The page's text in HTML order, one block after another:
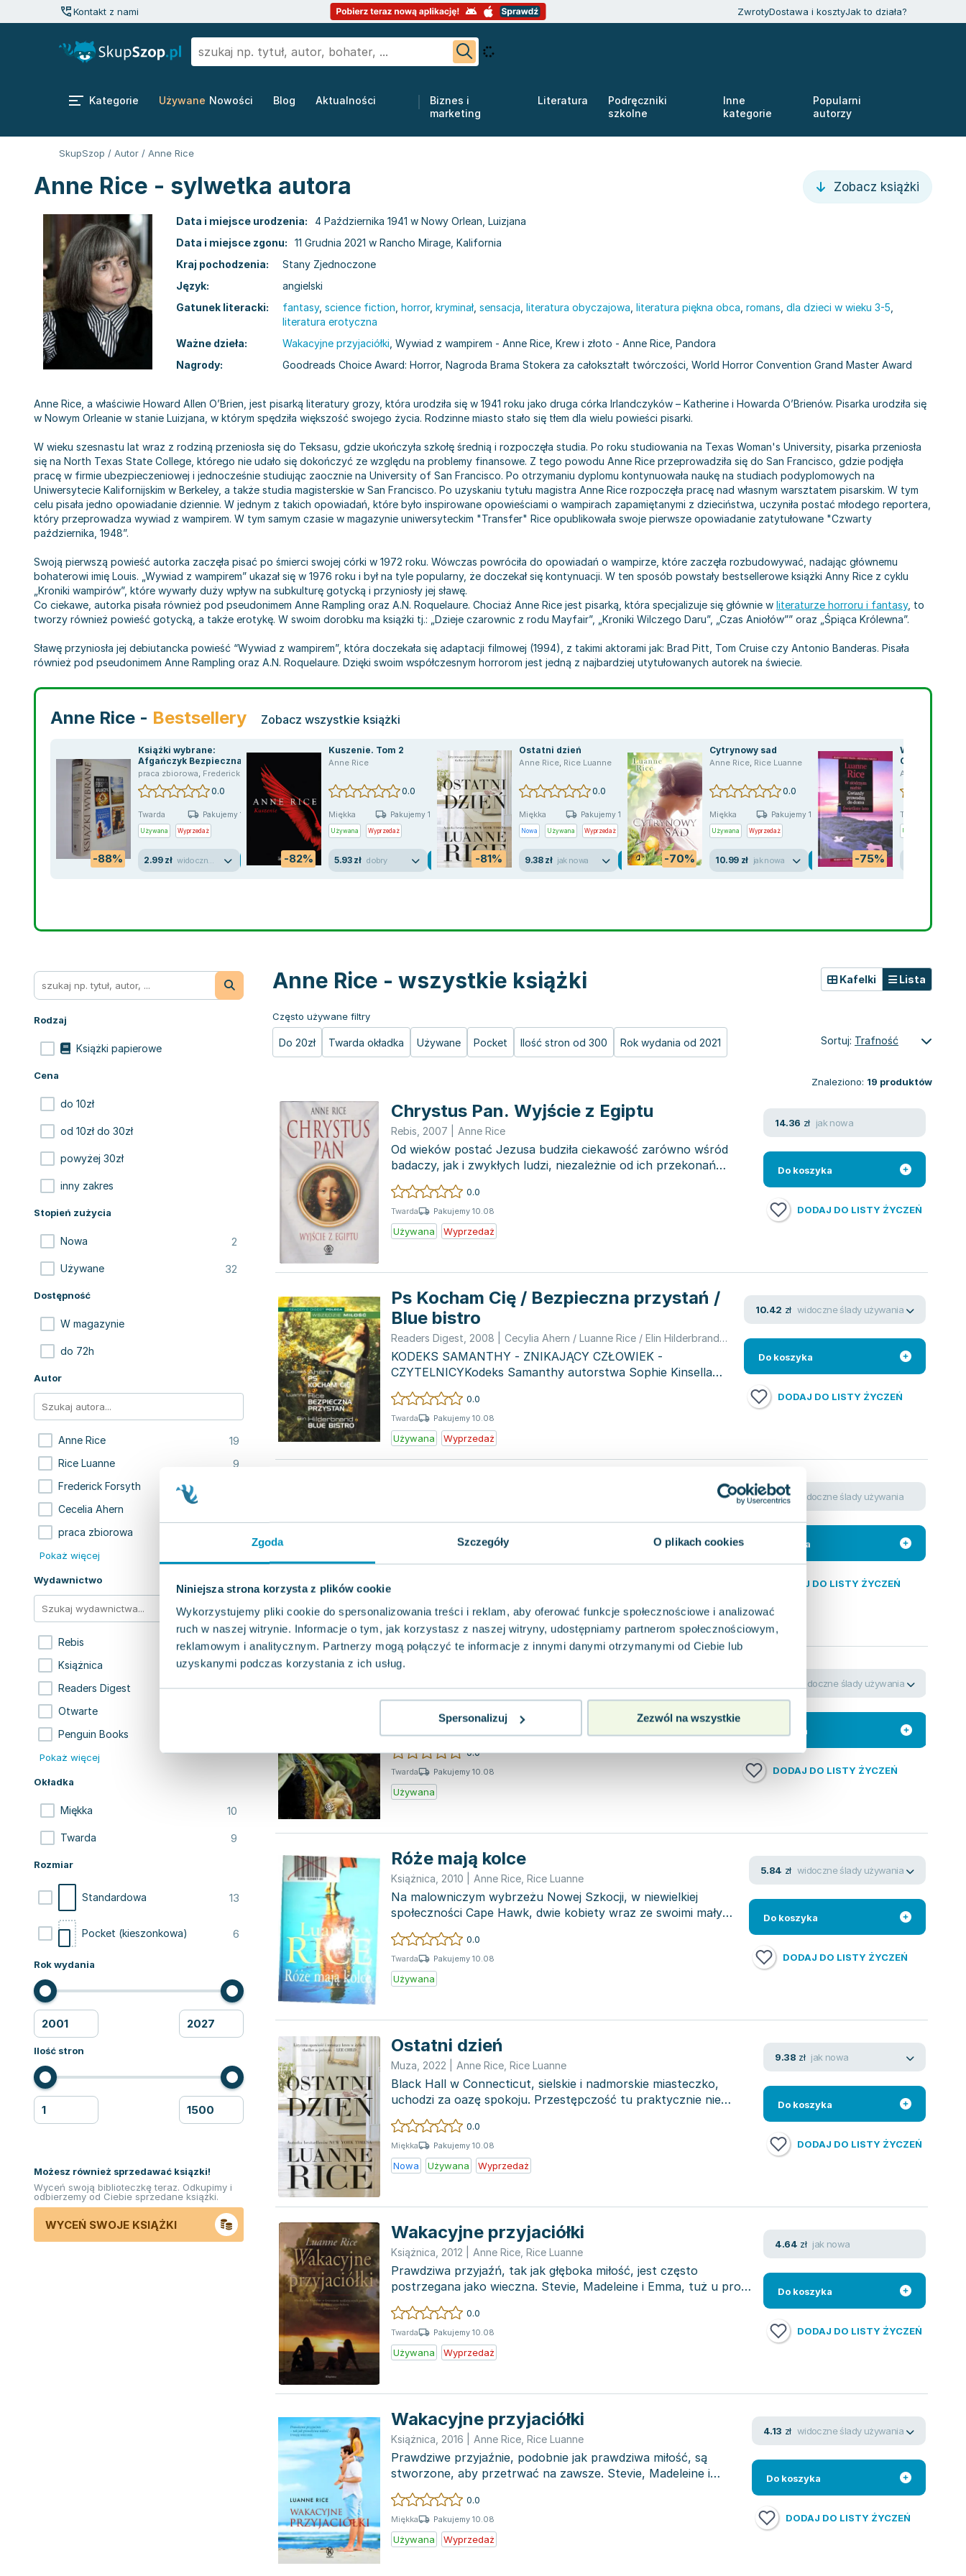
Zgoda Szczegóły O plikach cookies
Niniejsza strona korzysta z plików cookie
Wykorzystujemy pliki cookie do spersonalizowania treści i reklam, aby oferować funkcje społecznościowe i analizować
ruch w naszej witrynie. Informacje o tym, jak korzystasz z naszej witryny, udostępniamy partnerom społecznościowym,
reklamowym i analitycznym. Partnerzy mogą połączyć te informacje z innymi danymi otrzymanymi od Ciebie lub
uzyskanymi podczas korzystania z ich usług.
Spersonalizuj Zezwól na wszystkie
Kontakt z nami ZwrotyDostawa i kosztyJak to działa?
Kategorie Używane Nowości Blog Aktualności
Biznes i
marketing
Literatura
Podręczniki
szkolne
Inne
kategorie
Popularni
autorzy
SkupSzop / Autor / Anne Rice
Anne Rice - sylwetka autora Zobacz książki
Data i miejsce urodzenia:
4 Października 1941 w Nowy Orlean, Luizjana
Data i miejsce zgonu:
11 Grudnia 2021 w Rancho Mirage, Kalifornia
Kraj pochodzenia:
Stany Zjednoczone
Język:
angielski
Gatunek literacki:
fantasy, science fiction horror, kryminał, sensacja literatura obyczajowa literatura piękna obca romans dla dzieci w wieku 3-5
literatura erotyczna
Ważne dzieła:
Wakacyjne przyjaciółki , Wywiad z wampirem - Anne Rice, Krew i złoto - Anne Rice, Pandora
Nagrody:
Goodreads Choice Award: Horror, Nagroda Brama Stokera za całokształt twórczości, World Horror Convention Grand Master Award
Anne Rice, a właściwie Howard Allen O’Brien, jest pisarką literatury grozy, która urodziła się w 1941 roku jako druga córka Irlandczyków – Katherine i Howarda O’Brienów. Pisarka urodziła się
w Nowym Orleanie w stanie Luizjana, w którym spędziła większość swojego życia. Rodzinne miasto stało się tłem dla wielu powieści pisarki.
W wieku szesnastu lat wraz z rodziną przeniosła się do Teksasu, gdzie ukończyła szkołę średnią i rozpoczęła studia. Po roku studiowania na Texas Woman's University, pisarka przeniosła
się na North Texas State College, którego nie udało się dokończyć ze względu na problemy finansowe. Z tego powodu Anne Rice przeprowadziła się do San Francisco, gdzie podjęła
pracę w firmie ubezpieczeniowej i jednocześnie studiując zaocznie na University of San Francisco. Po otrzymaniu dyplomu kontynuowała naukę na studiach podyplomowych na
Uniwersytecie Kalifornijskim w Berkeley, a także studia magisterskie w San Francisco. Po uzyskaniu tytułu magistra Anne Rice rozpoczęła pracę nad własnym warsztatem pisarskim. W tym
celu pisała jedno opowiadanie dziennie. W jednym z takich opowiadań, które było inspirowane opowieściami o wampirach zapamiętanymi z dzieciństwa, uczyniła postać młodego reportera,
który przeprowadza wywiad z wampirem. W tym samym czasie w magazynie uniwersyteckim "Transfer" Rice opublikowała swoje pierwsze opowiadanie zatytułowane "Czwarty
października, 1948”.
Swoją pierwszą powieść autorka zaczęła pisać po śmierci swojej córki w 1972 roku. Wówczas powróciła do opowiadań o wampirze, które zaczęła rozbudowywać, nadając głównemu
bohaterowi imię Louis. „Wywiad z wampirem” ukazał się w 1976 roku i był na tyle popularny, że doczekał się kontynuacji. W ten sposób powstały bestsellerowe książki Anny Rice z cyklu
„Kroniki wampirów”, które wywarły duży wpływ na subkulturę gotycką i przyniosły jej sławę.
Co ciekawe, autorka pisała również pod pseudonimem Anne Rampling oraz A.N. Roquelaure. Chociaż Anne Rice jest pisarką, która specjalizuje się głównie w literaturze horroru i fantasy, to
tworzy również powieść gotycką, a także erotykę. W swoim dorobku ma książki tj.: „Dzieje czarownic z rodu Mayfair”, „Kroniki Wilczego Daru”, „Czas Aniołów”” oraz „Śpiąca Królewna”.
Sławę przyniosła jej debiutancka powieść “Wywiad z wampirem”, która doczekała się adaptacji filmowej (1994), z takimi aktorami jak: Brad Pitt, Tom Cruise czy Antonio Banderas. Pisała
również pod pseudonimem Anne Rampling oraz A.N. Roquelaure. Dzięki swoim współczesnym horrorom jest jedną z najbardziej utytułowanych autorek na świecie.
Anne Rice - Bestsellery Zobacz wszystkie książki
-88%
Książki wybrane:
Afgańczyk Bezpieczna
przystań Posłanniczka
prawdy Zew natury
Frederick Forsyth Luanne
praca zbiorowa, Frederick Forsyth Anne Rice Rice Luanne
0.0
Twarda Pakujemy 10.08
Używana Wyprzedaż
2.99 zł -82%
Kuszenie. Tom 2
Anne Rice
0.0
Miękka Pakujemy 10.08
Używana Wyprzedaż
5.93 zł dobry -81%
Ostatni dzień
Anne Rice, Rice Luanne
0.0
Miękka Pakujemy 10.08
Nowa Używana Wyprzedaż
9.38 zł jak nowa -70%
Cytrynowy sad
Anne Rice, Rice Luanne
0.0
Miękka Pakujemy 10.08
Używana Wyprzedaż
10.99 zł jak nowa -75%
W siódmym
Gwiazdy
domu;
Anne Rice
Twarda
Rodzaj
Książki papierowe
Cena
do 10zł
od 10zł do 30zł
powyżej 30zł
inny zakres
Stopień zużycia
Nowa 2
Używane 32
Dostępność
W magazynie
do 72h
Autor
Anne Rice 19
Rice Luanne 9
Frederick Forsyth
Cecelia Ahern
praca zbiorowa
Pokaż więcej
Wydawnictwo
Rebis 5
Książnica 4
Readers Digest 3
Otwarte
Penguin Books
Pokaż więcej
Okładka
Miękka 10
Twarda 9
Rozmiar
Standardowa 13
Pocket (kieszonkowa) 6
Rok wydania
Ilość stron
Możesz również sprzedawać ksiązki!
Wyceń swoją biblioteczkę teraz. Odkupimy i
odbierzemy od Ciebie sprzedane książki.
WYCEŃ SWOJE KSIĄŻKI
Anne Rice - wszystkie książki
Często używane filtry
Do 20zł Twarda okładka Używane Pocket Ilość stron od 300 Rok wydania od 2021
Kafelki Lista
Sortuj: Trafność
Znaleziono: 19 produktów
Chrystus Pan. Wyjście z Egiptu
Rebis 2007 Anne Rice
Od wieków postać Jezusa budziła ciekawość zarówno wśród
badaczy, jak i zwykłych ludzi, niezależnie od ich przekonań
religijnych. A...
0.0
Twarda Pakujemy 10.08
Używana Wyprzedaż
14.36 zł jak nowa
Do koszyka
DODAJ DO LISTY ŻYCZEŃ
Ps Kocham Cię / Bezpieczna przystań /
Blue bistro
Readers Digest 2008 Cecylia Ahern / Luanne Rice / Elin Hilderbrand
,Cecelia Ahern,Elin Hilderbrand,Anne Rice,
KODEKS SAMANTHY - ZNIKAJĄCY CZŁOWIEK -
CZYTELNICYKodeks Samanthy autorstwa Sophie Kinsella
opowiada historię Samanthy Sweeting, ob...
0.0
Twarda Pakujemy 10.08
Używana Wyprzedaż
10.42 zł widoczne ślady używania
Do koszyka
DODAJ DO LISTY ŻYCZEŃ
Anne Rice powraca z imponującym powiewem do swojej
słynnej serii "Kroniki wampirów", zdobywając tytuł
0.0
Używana
42.64zł widoczne ślady używania
Do koszyka
DODAJ DO LISTY ŻYCZEŃ
Krzyk w niebiosa
Rebis,2011| Anne Rice
Osadzona w XVIII-wiecznej Wenecji powieść wciąga
czytelnika w świat pełen namiętności i napięcia, gdzie
0.0
Twarda Pakujemy 10.08
Używana
widoczne ślady używania
Do koszyka
DODAJ DO LISTY ŻYCZEŃ
Róże mają kolce
Książnica 2010 Anne Rice Rice Luanne
Na malowniczym wybrzeżu Nowej Szkocji, w niewielkiej
społeczności Cape Hawk, dwie kobiety wraz ze swoimi małymi
córkami odnajdują...
0.0
Twarda Pakujemy 10.08
Używana
5.84 zł widoczne ślady używania
Do koszyka
DODAJ DO LISTY ŻYCZEŃ
Ostatni dzień
Muza 2022 Anne Rice Rice Luanne
Black Hall w Connecticut, sielskie i nadmorskie miasteczko,
uchodzi za oazę spokoju. Przestępczość tu praktycznie nie
istnieje, a...
0.0
Miękka Pakujemy 10.08
Nowa Używana Wyprzedaż
9.38 zł jak nowa
Do koszyka
DODAJ DO LISTY ŻYCZEŃ
Wakacyjne przyjaciółki
Książnica 2012 Anne Rice Rice Luanne
Prawdziwa przyjaźń, tak jak głęboka miłość, jest często
postrzegana jako wieczna. Stevie, Madeleine i Emma, tuż u progu
dorosłego...
0.0
Twarda Pakujemy 10.08
Używana Wyprzedaż
4.64 zł jak nowa
Do koszyka
DODAJ DO LISTY ŻYCZEŃ
Wakacyjne przyjaciółki
Książnica 2016 Anne Rice Rice Luanne
Prawdziwe przyjaźnie, podobnie jak prawdziwa miłość, są
stworzone, aby przetrwać na zawsze. Stevie, Madeleine i
Emma, będąc nastol...
0.0
Miękka Pakujemy 10.08
Używana Wyprzedaż
4.13 zł widoczne ślady używania
Do koszyka
DODAJ DO LISTY ŻYCZEŃ